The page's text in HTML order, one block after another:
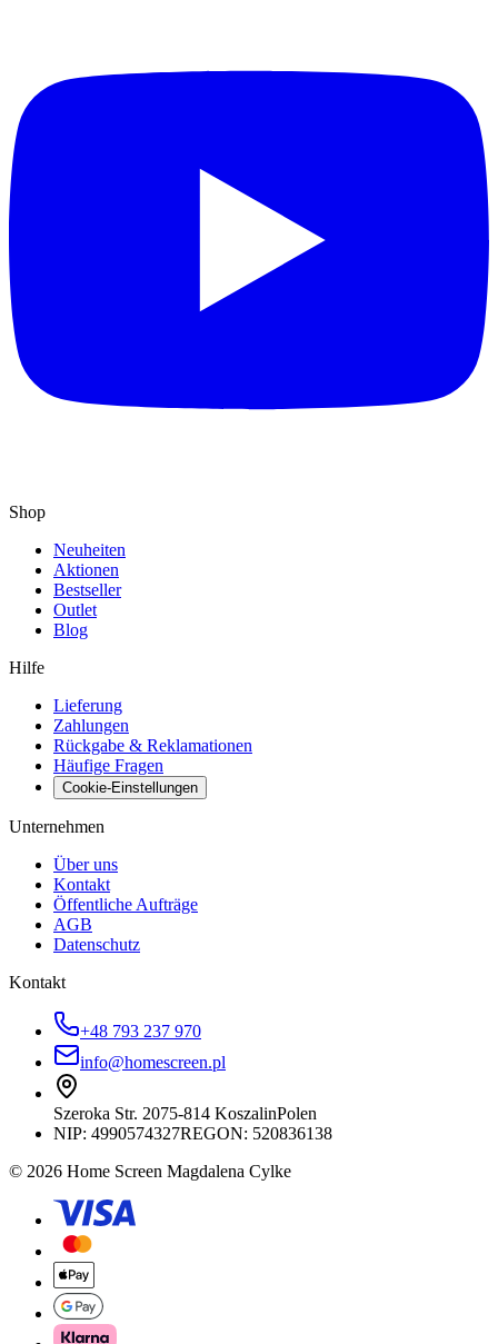
Shop
Neuheiten
Aktionen
Bestseller
Outlet
Blog
Hilfe
Lieferung
Zahlungen
Rückgabe & Reklamationen
Häufige Fragen
Cookie-Einstellungen
Unternehmen
Über uns
Kontakt
Öffentliche Aufträge
AGB
Datenschutz
Kontakt
+48 793 237 970
info@homescreen.pl
Szeroka Str. 2075-814 KoszalinPolen
NIP: 4990574327REGON: 520836138
© 2026 Home Screen Magdalena Cylke